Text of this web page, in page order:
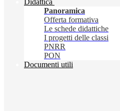
Didattica
Panoramica
Offerta formativa
Le schede didattiche
I progetti delle classi
PNRR
PON
Documenti utili